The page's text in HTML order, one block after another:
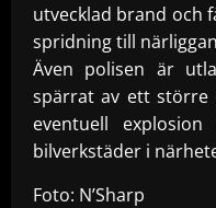
utvecklad brand och
spridning till
Även polisen är
spärrat av ett
eventuell
bilverkstäder i
Foto: N’Sharp